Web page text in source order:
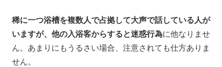
稀に一つ浴槽を複数人で占拠して大声で話している人が
いますが、他の入浴客からすると迷惑行為に他なりませ
ん。あまりにもうるさい場合、注意されても仕方ありま
せん。